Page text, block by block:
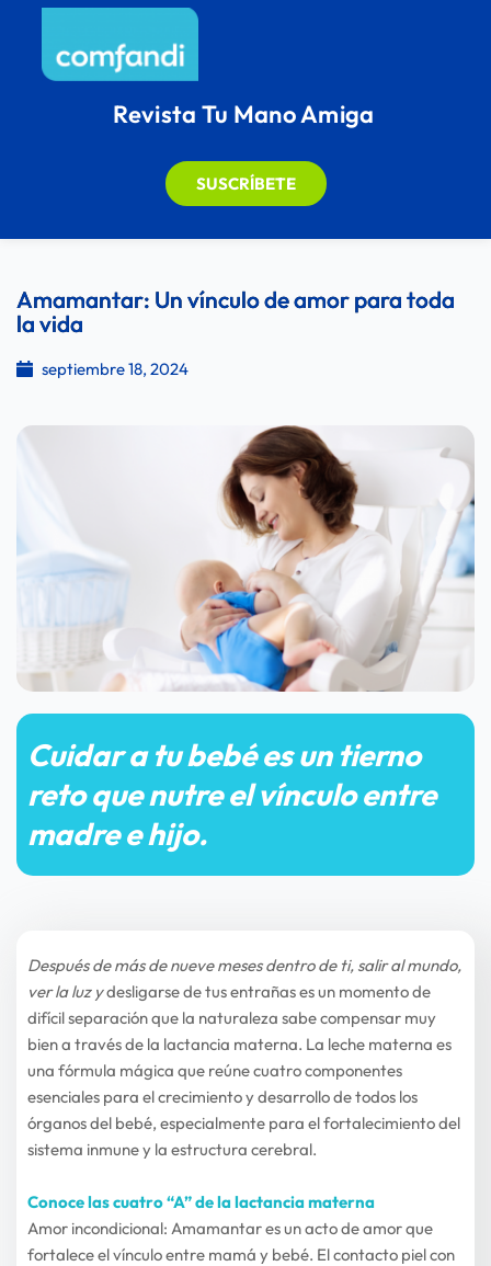
Revista Tu Mano Amiga
SUSCRÍBETE
Amamantar: Un vínculo de amor para toda
la vida
septiembre 18, 2024
Cuidar a tu bebé es un tierno
reto que nutre el vínculo entre
madre e hijo.
Después de más de nueve meses dentro de ti, salir al mundo,
ver la luz y desligarse de tus entrañas es un momento de
difícil separación que la naturaleza sabe compensar muy
bien a través de la lactancia materna. La leche materna es
una fórmula mágica que reúne cuatro componentes
esenciales para el crecimiento y desarrollo de todos los
órganos del bebé, especialmente para el fortalecimiento del
sistema inmune y la estructura cerebral.
Conoce las cuatro “A” de la lactancia materna
Amor incondicional: Amamantar es un acto de amor que
fortalece el vínculo entre mamá y bebé. El contacto piel con